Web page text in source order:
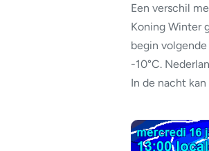
Een verschil
Koning Winter
begin
-10°C.
In de nacht